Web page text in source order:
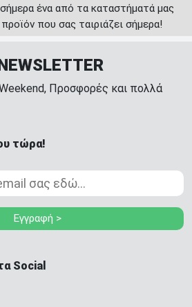
ένα από τα καταστήματά μας
που σας ταιριάζει σήμερα!
Weekend, Προσφορές και πολλά
τώρα!
Εγγραφή >
Social